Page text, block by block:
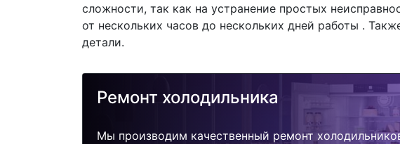
сложности, так как на устранение простых
от нескольких часов до нескольких дней работы .
детали.
Ремонт холодильника
Мы производим качественный ремонт